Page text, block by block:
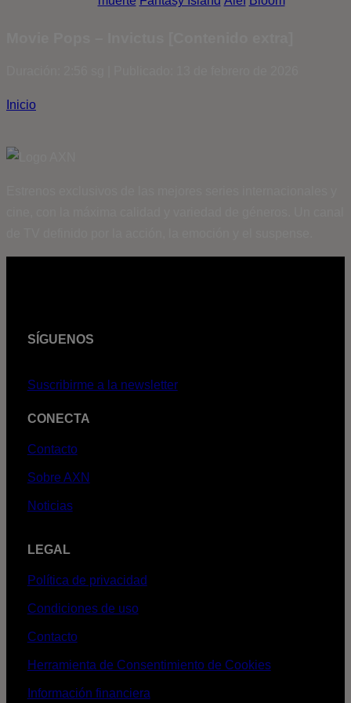
Inicio
SÍGUENOS
Suscribirme a la newsletter
CONECTA
Contacto
Sobre AXN
Noticias
LEGAL
Política de privacidad
Condiciones de uso
Contacto
Herramienta de Consentimiento de Cookies
Información financiera